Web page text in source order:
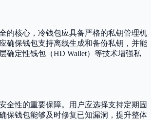
的核心，冷钱包应具备严格的私钥管理机
确保钱包支持离线生成和备份私钥，并能
确定性钱包（HD Wallet）等技术增强私
全性的重要保障。用户应选择支持定期固
保钱包能够及时修复已知漏洞，提升整体